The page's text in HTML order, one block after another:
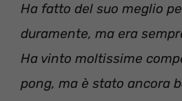
Ha fatto del suo meglio
duramente, ma era
Ha vinto moltissime
pong, ma è stato ancora